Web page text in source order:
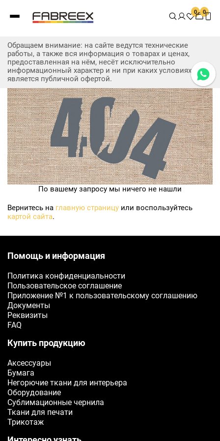
0 0
Обращаем внимание: на сайте ведутся технические
работы, а также вся информация о товарах и ценах,
предоставленная на нём, несёт исключительно
информационный характер и ни при каких условиях не
является публичной офертой.
По вашему запросу мы ничего не нашли
Вернитесь на главную страницу или воспользуйтесь
картой сайта.
Помощь и информация
Политика конфиденциальности
Пользовательское соглашение
Приложение №1 к пользовательскому соглашению
Документы
Реквизиты
FAQ
Купить продукцию
Аксессуары
Бумага
Негорючие ткани для интерьера
Оборудование
Сублимационные чернила
Ткани для печати
Трикотаж